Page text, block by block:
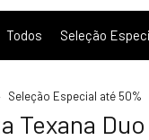
Todos Seleção
Seleção Especial até 50%
Texana